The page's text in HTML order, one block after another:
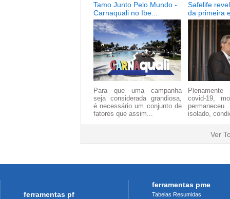
Tamo Junto Pelo Mundo -
Carnaquali no Ibe...
Para que uma campanha
seja considerada grandiosa,
é necessário um conjunto de
fatores que assim...
Safelife
da primeira
Plenamente
covid-19,
isolado,
Ver
ferramentas pf
ferramentas pme
Tabelas Resumidas